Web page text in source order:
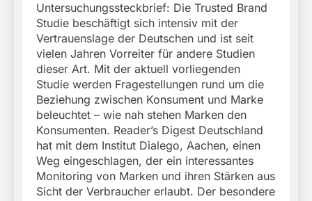
Untersuchungssteckbrief: Die Trusted Brand
Studie beschäftigt sich intensiv mit der
Vertrauenslage der Deutschen und ist seit
vielen Jahren Vorreiter für andere Studien
dieser Art. Mit der aktuell vorliegenden
Studie werden Fragestellungen rund um die
Beziehung zwischen Konsument und Marke
beleuchtet – wie nah stehen Marken den
Konsumenten. Reader’s Digest Deutschland
hat mit dem Institut Dialego, Aachen, einen
Weg eingeschlagen, der ein interessantes
Monitoring von Marken und ihren Stärken aus
Sicht der Verbraucher erlaubt. Der besondere